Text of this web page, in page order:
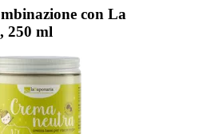
con La
250 ml